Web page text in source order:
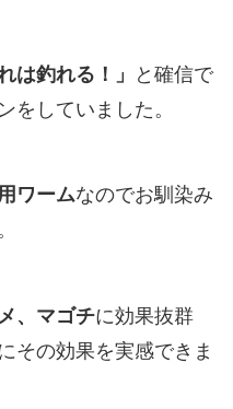
は釣れる！」
と確信で
をしていました。
ワームなのでお馴染み
、マゴチに効果抜群
その効果を実感できま